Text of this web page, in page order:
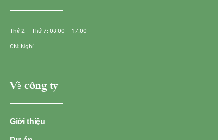
Thứ 2 – Thứ 7: 08.00 – 17.00
CN: Nghỉ
Về công ty
Giới thiệu